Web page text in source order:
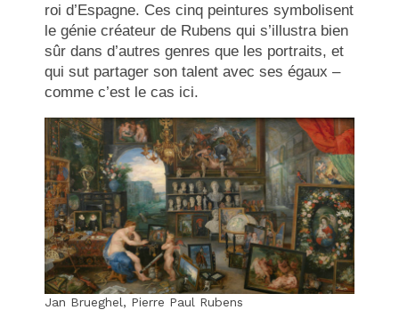
roi d’Espagne. Ces cinq peintures symbolisent
le génie créateur de Rubens qui s’illustra bien
sûr dans d’autres genres que les portraits, et
qui sut partager son talent avec ses égaux –
comme c’est le cas ici.
Jan Brueghel, Pierre Paul Rubens